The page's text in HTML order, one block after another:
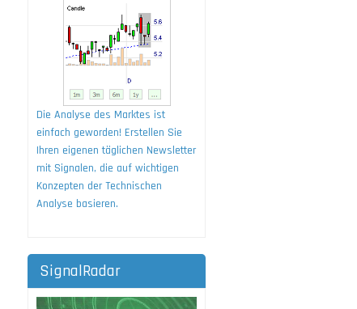
Die Analyse des Marktes ist
einfach geworden! Erstellen Sie
Ihren eigenen täglichen Newsletter
mit Signalen, die auf wichtigen
Konzepten der Technischen
Analyse basieren.
SignalRadar